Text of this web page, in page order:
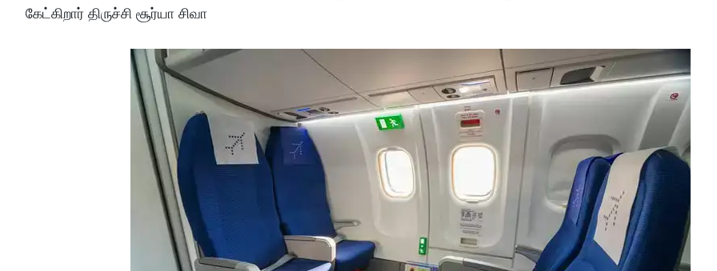
கேட்கிறார் திருச்சி சூர்யா சிவா